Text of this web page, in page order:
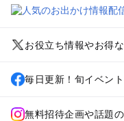
お役立ち情報やお得
毎日更新！旬イベン
無料招待企画や話題